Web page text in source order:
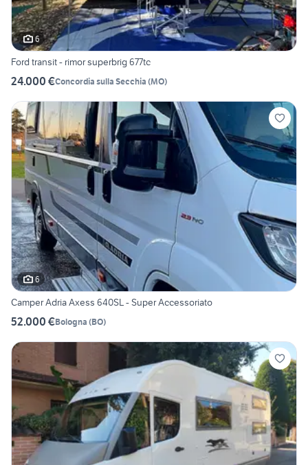
6
Ford transit - rimor superbrig 677tc
24.000 €Concordia sulla Secchia (MO)
6
Camper Adria Axess 640SL - Super Accessoriato
52.000 €Bologna (BO)